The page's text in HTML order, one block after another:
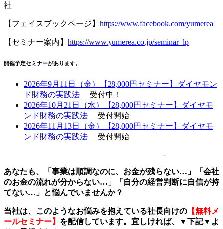
社
【フェイスブックページ】 https://www.facebook.com/yumerea
【セミナー案内】 https://www.yumerea.co.jp/seminar_lp
開催予定セミナーがあります。
2026年9月11日（金）【28,000円セミナー】ダイヤモン
ド財務の実践法
受付中！
2026年10月21日（水）【28,000円セミナー】ダイヤモ
ンド財務の実践法
受付開始
2026年11月13日（金）【28,000円セミナー】ダイヤモ
ンド財務の実践法
受付開始
————————————————————-
あなたも、「事業は順調なのに、お金が残らない… 」「会社
のお金の流れが分からない… 」「自分の経営判断に自信が持
てない… 」と悩んでいませんか？
当社は、このようなお悩みを抱えている社長向けの 【無料メ
ールセミナー】 を配信しています。宜しければ、 ▼下記▼ よ